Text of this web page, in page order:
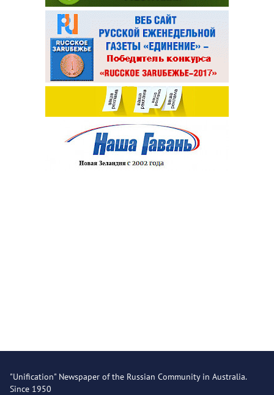
"Unification" Newspaper of the Russian Community in Australia.
Since 1950